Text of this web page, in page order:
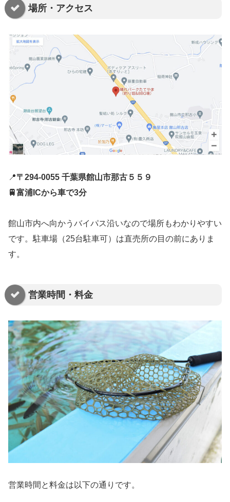
場所・アクセス
📍〒294-0055 千葉県館山市那古５５９
🚆富浦ICから車で3分
館山市内へ向かうバイパス沿いなので場所もわかりやすい
です。駐車場（25台駐車可）は直売所の目の前にありま
す。
営業時間・料金
営業時間と料金は以下の通りです。